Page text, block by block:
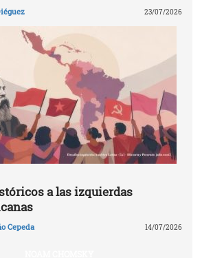
23/07/2026
a las izquierdas
Cepeda 14/07/2026